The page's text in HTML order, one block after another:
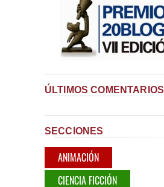
ÚLTIMOS COMENTARIOS
SECCIONES
ANIMACIÓN
CIENCIA FICCIÓN